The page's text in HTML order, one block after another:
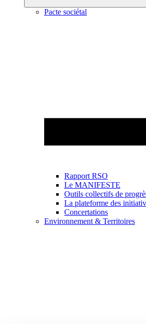
Pacte sociétal
Rapport RSO
Le MANIFESTE
Outils collectifs de
La plateforme des
Concertations
Environnement & Territoires